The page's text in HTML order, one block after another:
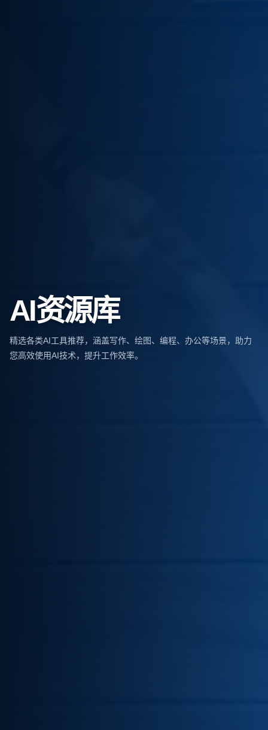
AI资源库
精选各类AI工具推荐，涵盖写作、绘图、编程、办公等场景，助力
您高效使用AI技术，提升工作效率。
写作工具
AI写作助手、文案生成、内容创作等工具，助力您高效完成各类文
字工作。